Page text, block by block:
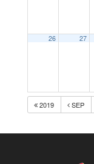
26 27
2019 SEP